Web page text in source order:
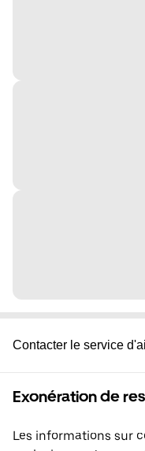
Contacter le service
Exonération de
Les informations sur